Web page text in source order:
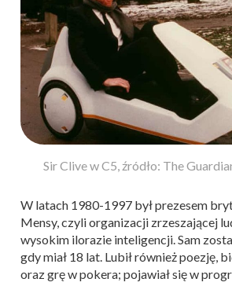
Sir Clive w C5, źródło: The
W latach 1980-1997 był prezesem
Mensy, czyli organizacji zrzeszającej
wysokim ilorazie inteligencji. Sam
gdy miał 18 lat. Lubił również poezję,
oraz grę w pokera; pojawiał się w